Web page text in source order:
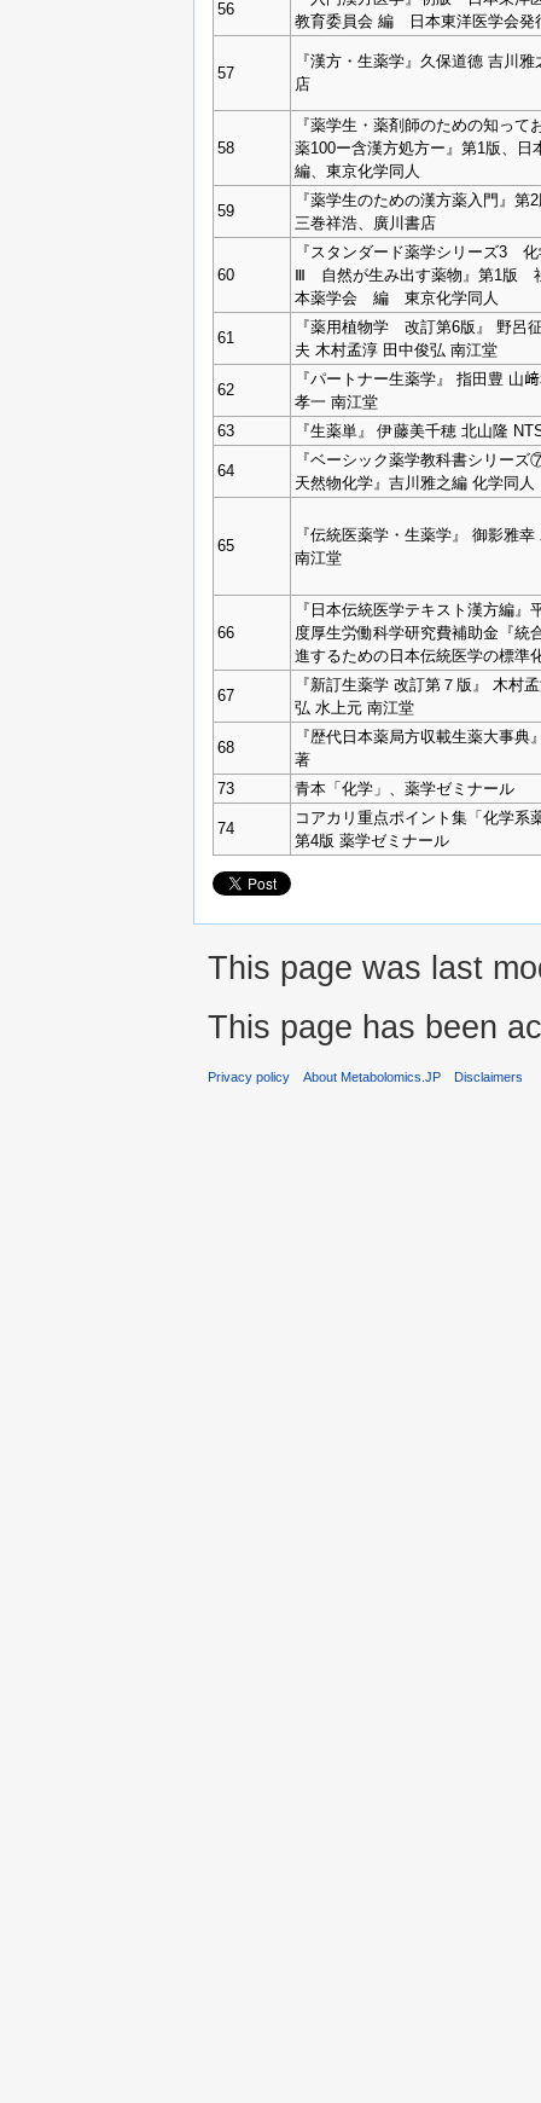
56
教育委員会 編 日本東洋医学会発
57
『漢方・生薬学』久保道德 吉川雅
店
58
『薬学生・薬剤師のための知って
薬100ー含漢方処方ー』第1版、日
編、東京化学同人
59
『薬学生のための漢方薬入門』第
三巻祥浩、廣川書店
60
『スタンダード薬学シリーズ3
Ⅲ 自然が生み出す薬物』第1版
本薬学会 編 東京化学同人
61
『薬用植物学 改訂第6版』 野呂
夫 木村孟淳 田中俊弘 南江堂
62
『パートナー生薬学』 指田豊 山
孝一 南江堂
63
『生薬単』 伊藤美千穂 北山隆
64
『ベーシック薬学教科書シリー
天然物化学』吉川雅之編 化学同人
65
『伝統医薬学・生薬学』 御影雅幸
南江堂
66
『日本伝統医学テキスト漢方編』
度厚生労働科学研究費補助金『統
進するための日本伝統医学の標準
67
『新訂生薬学 改訂第７版』 木村
弘 水上元 南江堂
68
『歴代日本薬局方収載生薬大事典
著
73
青本「化学」、薬学ゼミナール
74
コアカリ重点ポイント集「化学系
第4版 薬学ゼミナール
This page was last
This page has been
Privacy policy About Metabolomics.JP Disclaimers